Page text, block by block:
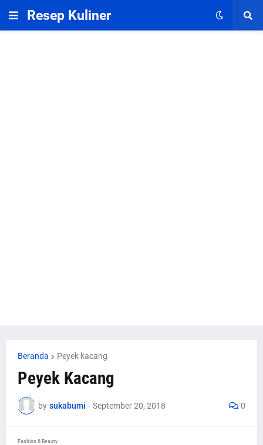
Resep Kuliner
Beranda Peyek kacang
Peyek Kacang
by sukabumi - September 20, 2018 0
Fashion & Beauty